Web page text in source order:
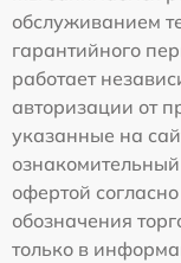
обслуживанием
гарантийного
работает
авторизации от
указанные на
офертой
обозначения
только в